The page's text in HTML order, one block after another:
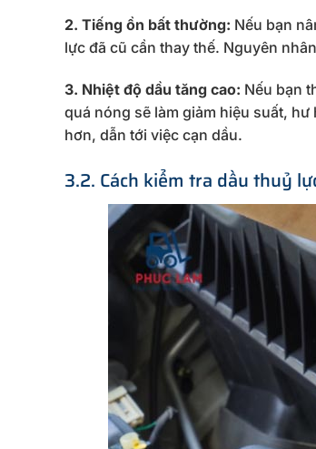
2. Tiếng ồn bất thường: Nếu bạn
lực đã cũ cần thay thế. Nguyên
3. Nhiệt độ dầu tăng cao: Nếu bạn
quá nóng sẽ làm giảm hiệu suất,
hơn, dẫn tới việc cạn dầu.
3.2. Cách kiểm tra dầu thuỷ